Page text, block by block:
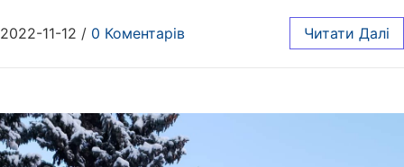
2022-11-12 / 0 Коментарів Читати Далі